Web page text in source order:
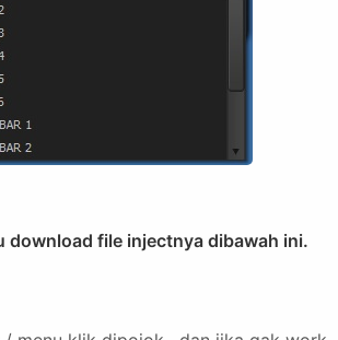
download file injectnya dibawah ini.